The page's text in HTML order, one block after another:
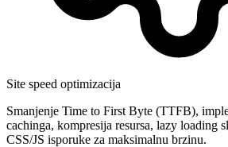
Site speed optimizacija
Smanjenje Time to First Byte (TTFB),
cachinga, kompresija resursa, lazy loading
CSS/JS isporuke za maksimalnu brzinu.